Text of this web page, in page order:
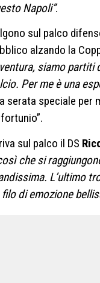
Napoli”.
sul palco
alzando la
siamo partiti
Per me è una
serata speciale per
sul palco il DS
che si
L’ultimo
filo di emozione